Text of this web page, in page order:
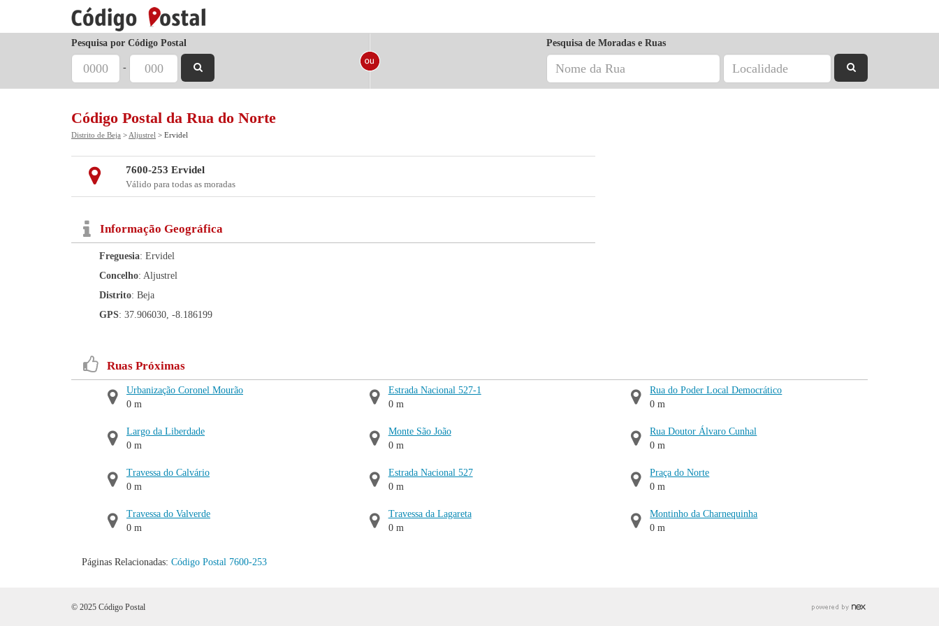
Pesquisa por Código Postal
-
Pesquisa de Moradas e Ruas
Código Postal da Rua do Norte
Distrito de Beja > Aljustrel > Ervidel
7600-253 Ervidel
Válido para todas as moradas
Informação Geográfica
Freguesia: Ervidel
Concelho: Aljustrel
Distrito: Beja
GPS: 37.906030, -8.186199
Ruas Próximas
Urbanização Coronel Mourão
0 m
Largo da Liberdade
0 m
Travessa do Calvário
0 m
Travessa do Valverde
0 m
Estrada Nacional 527-1
0 m
Monte São João
0 m
Estrada Nacional 527
0 m
Travessa da Lagareta
0 m
Rua do Poder Local Democrático
0 m
Rua Doutor Álvaro Cunhal
0 m
Praça do Norte
0 m
Montinho da Charnequinha
0 m
Páginas Relacionadas: Código Postal 7600-253
© 2025 Código Postal